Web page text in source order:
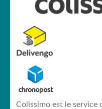
Colissimo est le service